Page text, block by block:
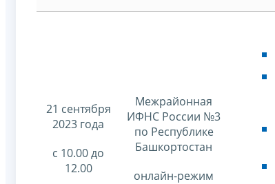
21 сентября
2023 года
с 10.00 до
12.00
Межрайонная
ИФНС России №3
по Республике
Башкортостан
онлайн-режим